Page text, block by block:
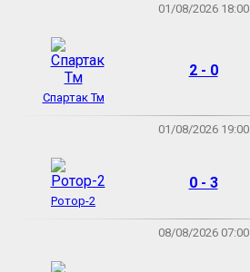
01/08/2026 18:00
Спартак Тм
2 - 0
01/08/2026 19:00
Ротор-2
0 - 3
08/08/2026 07:00